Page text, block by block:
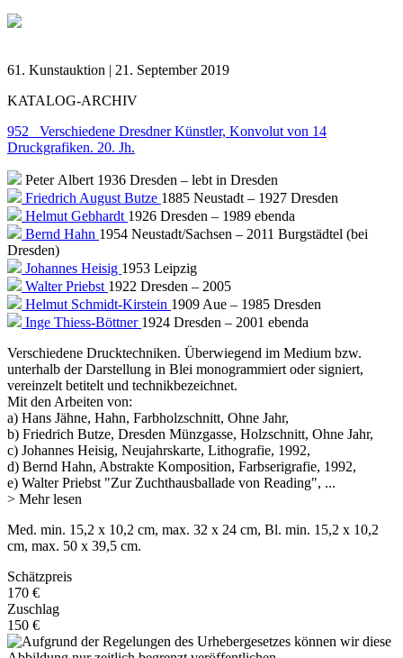
61. Kunstauktion | 21. September 2019
KATALOG-ARCHIV
952 Verschiedene Dresdner Künstler, Konvolut von 14
Druckgrafiken. 20. Jh.
Peter Albert 1936 Dresden – lebt in Dresden
Friedrich August Butze 1885 Neustadt – 1927 Dresden
Helmut Gebhardt 1926 Dresden – 1989 ebenda
Bernd Hahn 1954 Neustadt/Sachsen – 2011 Burgstädtel (bei
Dresden)
Johannes Heisig 1953 Leipzig
Walter Priebst 1922 Dresden – 2005
Helmut Schmidt-Kirstein 1909 Aue – 1985 Dresden
Inge Thiess-Böttner 1924 Dresden – 2001 ebenda
Verschiedene Drucktechniken. Überwiegend im Medium bzw.
unterhalb der Darstellung in Blei monogrammiert oder signiert,
vereinzelt betitelt und technikbezeichnet.
Mit den Arbeiten von:
a) Hans Jähne, Hahn, Farbholzschnitt, Ohne Jahr,
b) Friedrich Butze, Dresden Münzgasse, Holzschnitt, Ohne Jahr,
c) Johannes Heisig, Neujahrskarte, Lithografie, 1992,
d) Bernd Hahn, Abstrakte Komposition, Farbserigrafie, 1992,
e) Walter Priebst "Zur Zuchthausballade von Reading", ...
> Mehr lesen
Med. min. 15,2 x 10,2 cm, max. 32 x 24 cm, Bl. min. 15,2 x 10,2
cm, max. 50 x 39,5 cm.
Schätzpreis
170 €
Zuschlag
150 €